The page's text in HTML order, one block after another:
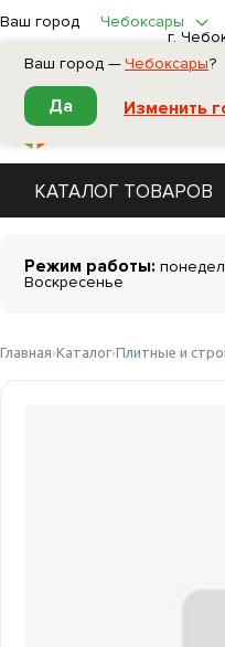
Ваш город —Чебоксары?
Да Изменить
Ваш город
Чебоксары
г.
КАТАЛОГ ТОВАРОВ
Режим работы:
Воскресенье
Главная Каталог Плитные и